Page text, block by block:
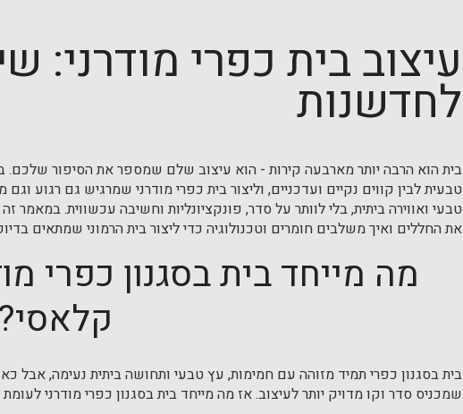
עיצוב בית כפרי מודרני:
לחדשנות
בית הוא הרבה יותר מארבעה קירות - הוא עיצוב שלם שמספר את הסיפור שלכם.
טבעית לבין קווים נקיים ועדכניים, וליצור בית כפרי מודרני שמרגיש גם רגוע
טבעי ואווירה ביתית, בלי לוותר על סדר, פונקציונליות וחשיבה עכשווית. במאמר
את החללים ואיך משלבים חומרים וטכנולוגיה כדי ליצור בית הרמוני שמתאים
מה מייחד בית בסגנון כפרי
קלאסי?
בית בסגנון כפרי תמיד מזוהה עם חמימות, עץ טבעי ותחושה ביתית נעימה, אבל
שמכניס סדר וקו מדויק יותר לעיצוב. אז מה מייחד בית בסגנון כפרי מודרני